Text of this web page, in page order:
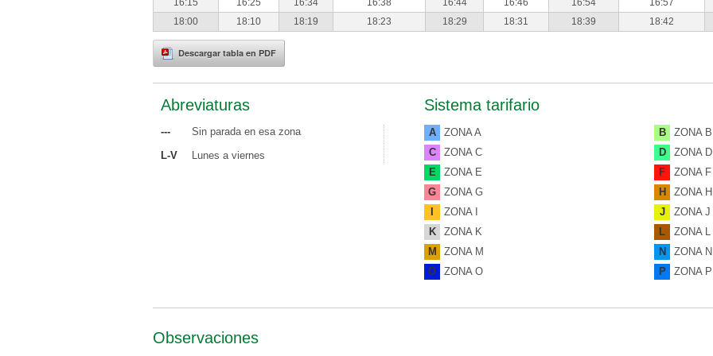
16:15
16:25 16:34 16:38 16:44 16:46 16:54 16:57
18:00
18:10 18:19 18:23 18:29 18:31 18:39 18:42
Descargar tabla en PDF
Abreviaturas
---
Sin parada en esa zona
L-V
Lunes a viernes
Sistema tarifario
A ZONA A B
ZONA B
C
ZONA C D
ZONA D
E
ZONA E F
ZONA F
G
ZONA G H
ZONA H
ZONA I J
ZONA J
K
ZONA K L
ZONA L
M
ZONA M N
ZONA N
O
ZONA O P ZONA P
Observaciones